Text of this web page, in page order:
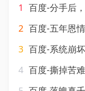
1 百度-分手后，真千金她不
2 百度-五年恩情
3 百度-系统崩坏后
4 百度-撕掉苦难标签